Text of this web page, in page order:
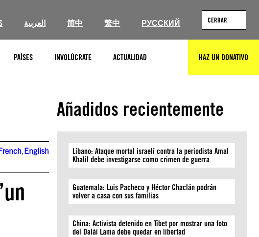
العربية 简中 繁中 РУССКИЙ CERRAR
PAÍSES INVOLÚCRATE ACTUALIDAD HAZ UN DONATIVO
,English
Añadidos recientemente
Líbano: Ataque mortal israelí contra la periodista Amal
Khalil debe investigarse como crimen de guerra
Guatemala: Luis Pacheco y Héctor Chaclán podrán
volver a casa con sus familias
China: Activista detenido en Tíbet por mostrar una foto
del Dalái Lama debe quedar en libertad